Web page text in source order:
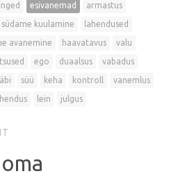
esivanemad armastus
südame kuulamine lahendused
avanemine haavatavus valu
ego duaalsus vabadus
süü keha kontroll vanemlus
lein julgus